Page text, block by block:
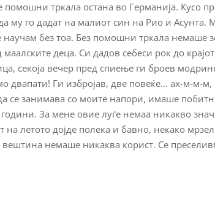
помошни тркала остана во Германија. Кусо
му го дадат на малиот син на Рио и Асунта.
научам без тоа. Без помошни тркала немаше
деца. Си дадов себеси рок до
секоја вечер пред спиење ги броев
двапати! Ги избројав, две повеќе… ах-м-м-
се занимава со моите напори, имаше
За мене овие луѓе немаа никакво
на летото дојде полека и бавно, некако
вештина немаше никаква корист. Се